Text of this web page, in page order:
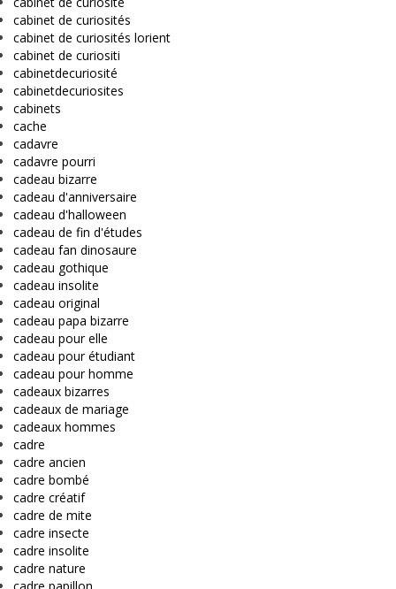
cabinet de curiosités
cabinet de curiosités lorient
cabinet de curiositi
cabinetdecuriosité
cabinetdecuriosites
cabinets
cache
cadavre
cadavre pourri
cadeau bizarre
cadeau d'anniversaire
cadeau d'halloween
cadeau de fin d'études
cadeau fan dinosaure
cadeau gothique
cadeau insolite
cadeau original
cadeau papa bizarre
cadeau pour elle
cadeau pour étudiant
cadeau pour homme
cadeaux bizarres
cadeaux de mariage
cadeaux hommes
cadre
cadre ancien
cadre bombé
cadre créatif
cadre de mite
cadre insecte
cadre insolite
cadre nature
cadre papillon